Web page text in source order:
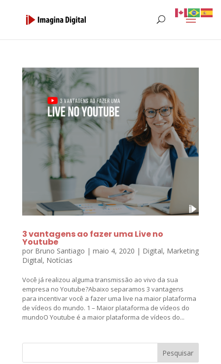
3 vantagens ao fazer uma Live no
Youtube
por Bruno Santiago | maio 4, 2020 | Digital, Marketing
Digital, Notícias
Você já realizou alguma transmissão ao vivo da sua
empresa no Youtube?Abaixo separamos 3 vantagens
para incentivar você a fazer uma live na maior plataforma
de vídeos do mundo. 1 – Maior plataforma de vídeos do
mundoO Youtube é a maior plataforma de vídeos do...